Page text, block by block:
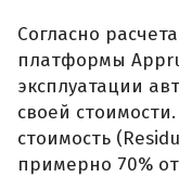
Согласно
платформы
эксплуатации
своей
стоимость
примерно 70%